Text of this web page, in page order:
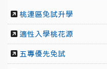
桃連區免試升學
適性入學桃花源
五專優先免試